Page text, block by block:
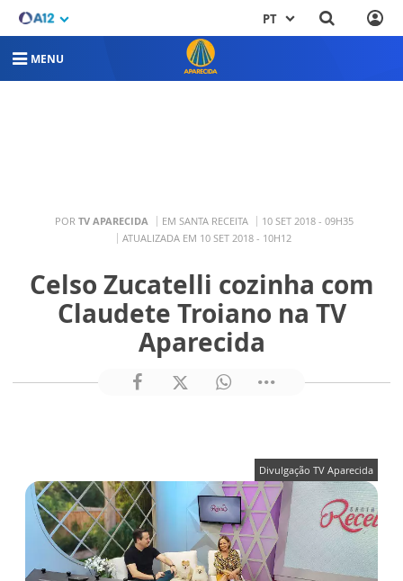
PT
MENU
POR TV APARECIDA EM SANTA RECEITA
10 SET 2018 - 09H35
ATUALIZADA EM 10 SET 2018 - 10H12
Celso Zucatelli cozinha com
Claudete Troiano na TV
Aparecida
Divulgação TV Aparecida